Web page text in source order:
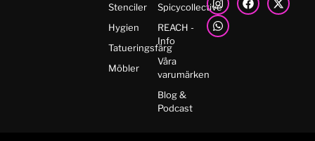
Stenciler
Hygien
Tatueringsfärg
Möbler
Spicycollective
REACH -
Info
Våra
varumärken
Blog &
Podcast